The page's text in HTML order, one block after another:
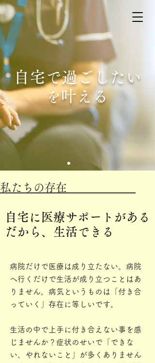
自宅で過ごしたい
を叶える
​私たちの存在
自宅に医療サポートがある
だから、生活できる
自宅に医療サポートがある
だから、生活できる
病院だけで医療は成り立たない。病院
へ行くだけで生活が成り立つことはあ
りません。病気というものは「付き合
っていく」存在に等しいです。
生活の中で上手に付き合えない事を感
じませんか？症状のせいで「できな
い、やれないこと」が多くありません